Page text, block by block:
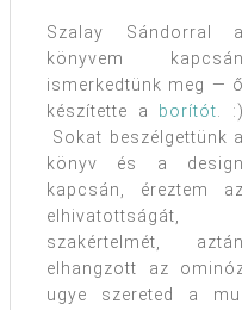
Szalay Sándorral a
könyvem kapcsán
ismerkedtünk meg — ő
készítette a
borítót. :)
Sokat beszélgettünk a
könyv és a design
kapcsán, éreztem az
elhivatottságát,
szakértelmét, aztán
elhangzott az
ugye szereted a